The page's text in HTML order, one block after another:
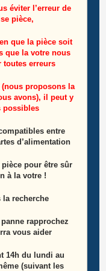
éviter l’erreur de
pièce,
que la pièce soit
que la votre nous
toutes erreurs
proposons la
avons), il peut y
possibles
entre
d’alimentation
pour être sûr
à la votre !
la recherche
rapprochez
vous aider
14h du lundi au
(suivant les